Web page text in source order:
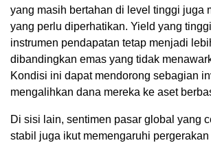
yang masih bertahan di level tinggi juga
yang perlu diperhatikan. Yield yang
instrumen pendapatan tetap menjadi
dibandingkan emas yang tidak
Kondisi ini dapat mendorong sebagian
mengalihkan dana mereka ke aset
Di sisi lain, sentimen pasar global yang
stabil juga ikut memengaruhi